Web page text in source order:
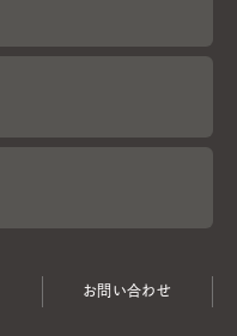
お問い合わせ